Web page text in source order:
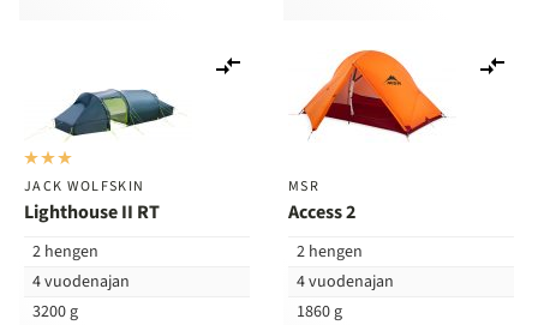
JACK WOLFSKIN
Lighthouse II RT
2 hengen
4 vuodenajan
3200 g
vertailuun
MSR
Access 2
2 hengen
4 vuodenajan
1860 g